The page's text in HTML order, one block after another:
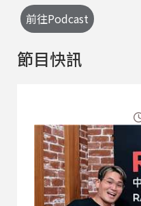
前往Podcast
節目快訊